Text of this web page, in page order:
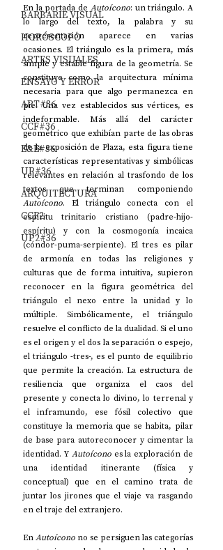
BARBARIE VISUAL
HORÓSCOPO
ARTES VISUALES
ENSAYO Y ERROR
ART#36
CCF#36
E&E#36
UP#36
ARQUITECTURA
CCF2
UP2#36
En la portada de Autoícono: un triángulo. A
lo largo del texto, la palabra y su
representación aparece en varias
ocasiones. El triángulo es ​​la primera, más
simple y estable figura de la geometría. Se
constituye como la arquitectura mínima
necesaria para que algo permanezca en
pie. Una vez establecidos sus vértices, es
indeformable. Más allá del carácter
geométrico que exhibían parte de las obras
de la exposición de Plaza, esta figura tiene
características representativas y simbólicas
relevantes en relación al trasfondo de los
Autoícono. El triángulo conecta con el
espíritu trinitario cristiano (padre-hijo-
espíritu) y con la cosmogonía incaica
(cóndor-puma-serpiente). El tres es pilar
de armonía en todas las religiones y
culturas que de forma intuitiva, supieron
reconocer en la figura geométrica del
triángulo el nexo entre la unidad y lo
múltiple. Simbólicamente, el triángulo
resuelve el conflicto de la dualidad. Si el uno
es el origen y el dos la separación o espejo,
el triángulo -tres-, es el punto de equilibrio
que permite la creación. La estructura de
resiliencia que organiza el caos del
presente y conecta lo divino, lo terrenal y
el inframundo, ese fósil colectivo que
constituye la memoria que se habita, pilar
de base para autoreconocer y cimentar la
identidad. Y Autoícono es la exploración de
una identidad itinerante (física y
conceptual) que en el camino trata de
juntar los jirones que el viaje va rasgando
en el traje del extranjero.
En Autoícono no se persiguen las categorías